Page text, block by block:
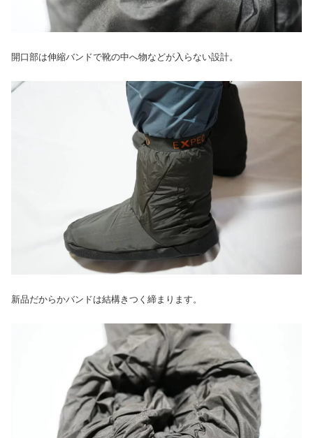
開口部は伸縮バンドで靴の中へ物などが入らない設計。
新品だからかバンドは結構きつく締まります。